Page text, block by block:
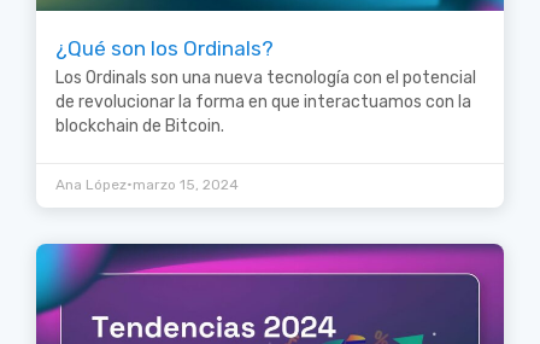
¿Qué son los Ordinals?
Los Ordinals son una nueva tecnología con el potencial
de revolucionar la forma en que interactuamos con la
blockchain de Bitcoin.
Ana López•marzo 15, 2024